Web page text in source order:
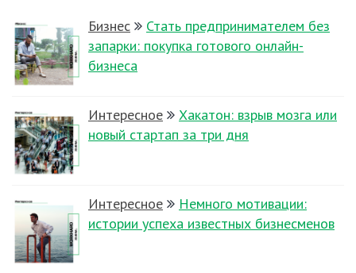
Бизнес
Стать предпринимателем без
запарки: покупка готового онлайн-
бизнеса
Интересное
Хакатон: взрыв мозга или
новый стартап за три дня
Интересное
Немного мотивации:
истории успеха известных бизнесменов